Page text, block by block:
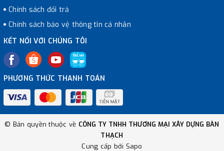
Chính sách đổi trả
Chính sách bảo vệ thông tin cá nhân
KẾT NỐI VỚI CHÚNG TÔI
PHƯƠNG THỨC THANH TOÁN
© Bản quyền thuộc về CÔNG TY TNHH THƯƠNG MẠI XÂY DỰNG BÀN
THẠCH
Cung cấp bởi Sapo